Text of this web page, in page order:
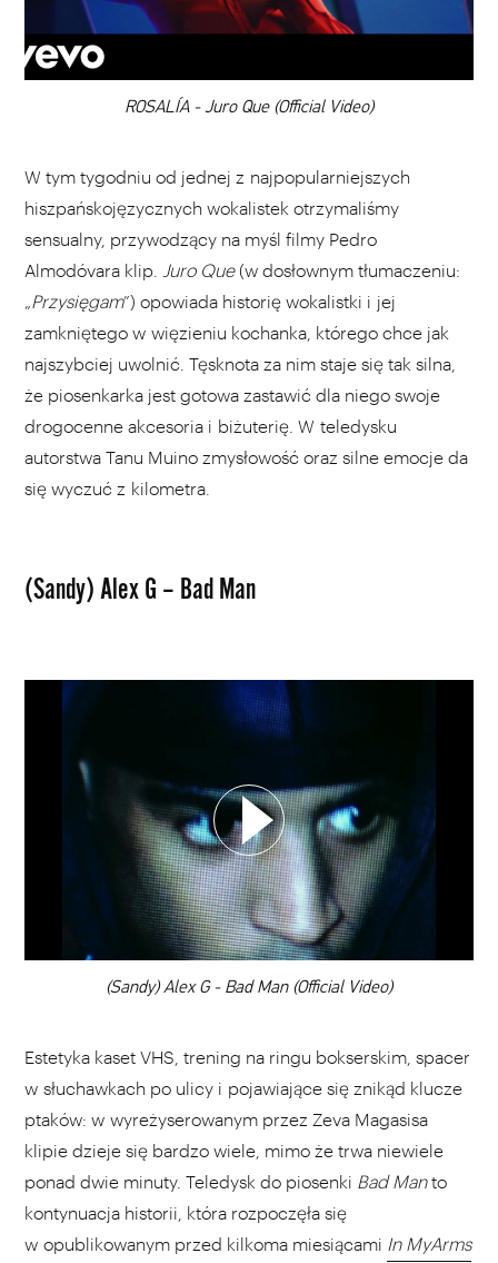
00:00ROSALÍA - Juro Que (Official Video)
DODAJ TEN FILM DO PLAYLISTY
W tym tygodniu od jednej z najpopularniejszych
hiszpańskojęzycznych wokalistek otrzymaliśmy
sensualny, przywodzący na myśl filmy Pedro
Almodóvara klip.
Juro Que(w dosłownym tłumaczeniu:
„Przysięgam”) opowiada historię wokalistki i jej
zamkniętego w więzieniu kochanka, którego chce jak
najszybciej uwolnić. Tęsknota za nim staje się tak silna,
że piosenkarka jest gotowa zastawić dla niego swoje
drogocenne akcesoria i biżuterię. W teledysku
autorstwa Tanu Muino zmysłowość oraz silne emocje da
się wyczuć z kilometra.
(Sandy) Alex G – Bad Man
00:00
(Sandy) Alex G - Bad Man (Official Video)
WYBIERZ SWOJĄ PLAYLISTĘ
DODAJ TEN FILM DO PLAYLISTY
Estetyka kaset VHS, trening na ringu bokserskim, spacer
w słuchawkach po ulicy i pojawiające się znikąd klucze
ptaków: w wyreżyserowanym przez Zeva Magasisa
klipie dzieje się bardzo wiele, mimo że trwa niewiele
ponad dwie minuty. Teledysk do piosenki Bad Manto
kontynuacja historii, która rozpoczęła się
w opublikowanym przed kilkoma miesiącami In MyArms